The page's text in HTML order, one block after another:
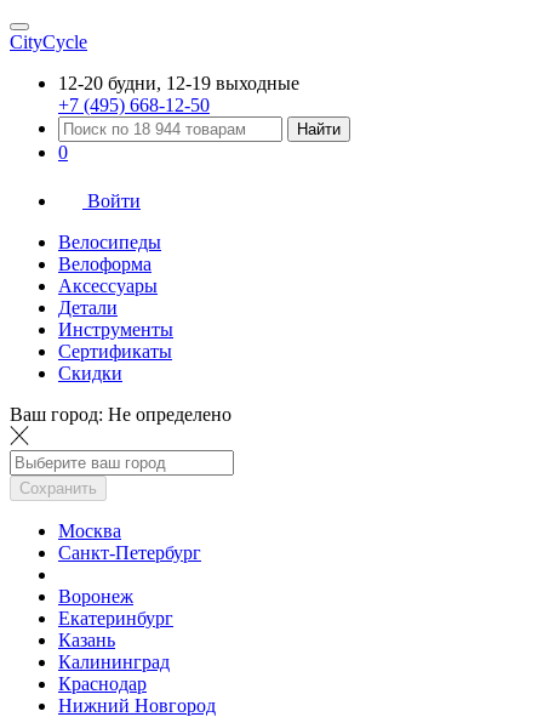
CityCycle
12-20 будни, 12-19 выходные
+7 (495) 668-12-50
Найти
0
Войти
Велосипеды
Велоформа
Аксессуары
Детали
Инструменты
Сертификаты
Скидки
Ваш город: Не определено
Сохранить
Москва
Санкт-Петербург
Воронеж
Екатеринбург
Казань
Калининград
Краснодар
Нижний Новгород